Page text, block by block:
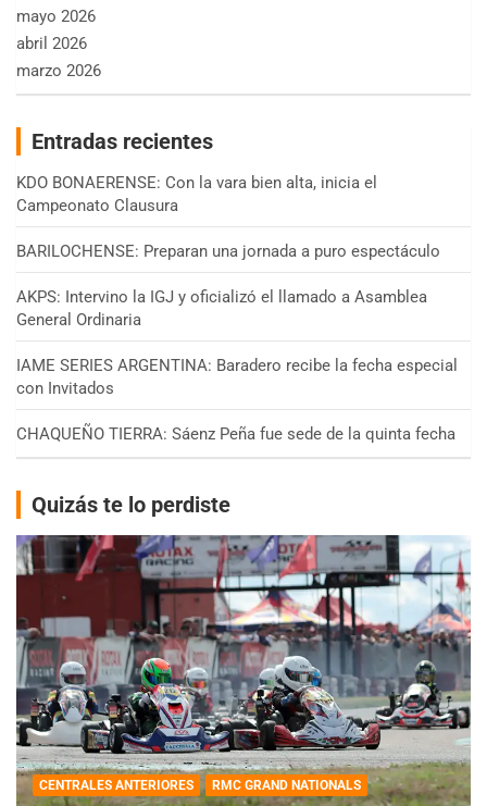
mayo 2026
abril 2026
marzo 2026
Entradas recientes
KDO BONAERENSE: Con la vara bien alta, inicia el
Campeonato Clausura
BARILOCHENSE: Preparan una jornada a puro espectáculo
AKPS: Intervino la IGJ y oficializó el llamado a Asamblea
General Ordinaria
IAME SERIES ARGENTINA: Baradero recibe la fecha especial
con Invitados
CHAQUEÑO TIERRA: Sáenz Peña fue sede de la quinta fecha
Quizás te lo perdiste
CENTRALES ANTERIORES RMC GRAND NATIONALS